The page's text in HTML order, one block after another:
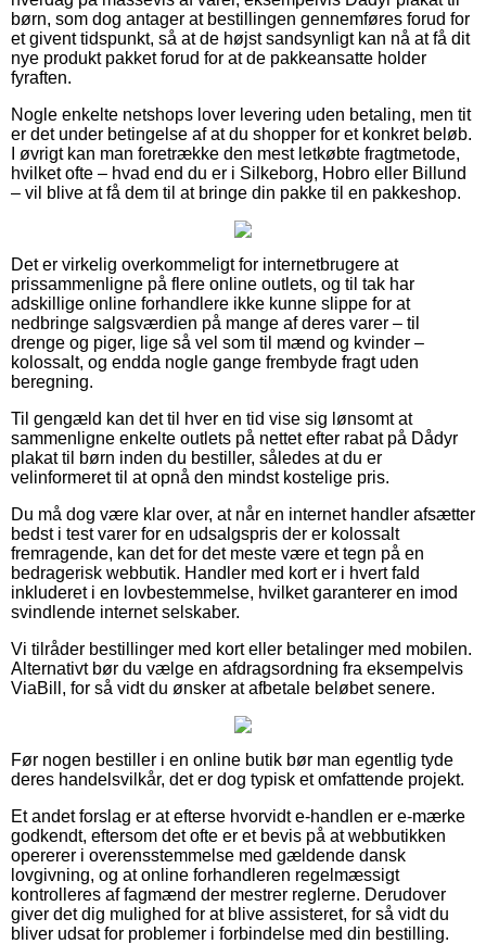
børn, som dog antager at bestillingen gennemføres forud for
et givent tidspunkt, så at de højst sandsynligt kan nå at få dit
nye produkt pakket forud for at de pakkeansatte holder
fyraften.
Nogle enkelte netshops lover levering uden betaling, men tit
er det under betingelse af at du shopper for et konkret beløb.
I øvrigt kan man foretrække den mest letkøbte fragtmetode,
hvilket ofte – hvad end du er i Silkeborg, Hobro eller Billund
– vil blive at få dem til at bringe din pakke til en pakkeshop.
Det er virkelig overkommeligt for internetbrugere at
prissammenligne på flere online outlets, og til tak har
adskillige online forhandlere ikke kunne slippe for at
nedbringe salgsværdien på mange af deres varer – til
drenge og piger, lige så vel som til mænd og kvinder –
kolossalt, og endda nogle gange frembyde fragt uden
beregning.
Til gengæld kan det til hver en tid vise sig lønsomt at
sammenligne enkelte outlets på nettet efter rabat på Dådyr
plakat til børn inden du bestiller, således at du er
velinformeret til at opnå den mindst kostelige pris.
Du må dog være klar over, at når en internet handler afsætter
bedst i test varer for en udsalgspris der er kolossalt
fremragende, kan det for det meste være et tegn på en
bedragerisk webbutik. Handler med kort er i hvert fald
inkluderet i en lovbestemmelse, hvilket garanterer en imod
svindlende internet selskaber.
Vi tilråder bestillinger med kort eller betalinger med mobilen.
Alternativt bør du vælge en afdragsordning fra eksempelvis
ViaBill, for så vidt du ønsker at afbetale beløbet senere.
Før nogen bestiller i en online butik bør man egentlig tyde
deres handelsvilkår, det er dog typisk et omfattende projekt.
Et andet forslag er at efterse hvorvidt e-handlen er e-mærke
godkendt, eftersom det ofte er et bevis på at webbutikken
opererer i overensstemmelse med gældende dansk
lovgivning, og at online forhandleren regelmæssigt
kontrolleres af fagmænd der mestrer reglerne. Derudover
giver det dig mulighed for at blive assisteret, for så vidt du
bliver udsat for problemer i forbindelse med din bestilling.